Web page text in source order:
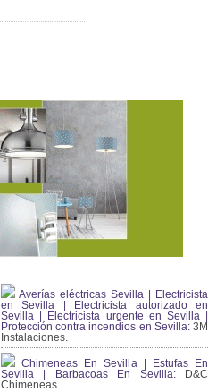
Averías eléctricas Sevilla | Electricista
en Sevilla | Electricista autorizado en
Sevilla | Electricista urgente en Sevilla |
Protección contra incendios en Sevilla:3M
Instalaciones.
Chimeneas En Sevilla | Estufas En
Sevilla | Barbacoas En Sevilla:D&C
Chimeneas.